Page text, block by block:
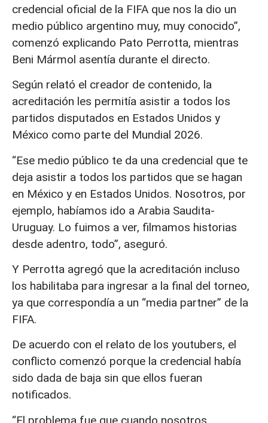
credencial oficial de la FIFA que nos la dio un
medio público argentino muy, muy conocido”,
comenzó explicando Pato Perrotta, mientras
Beni Mármol asentía durante el directo.
Según relató el creador de contenido, la
acreditación les permitía asistir a todos los
partidos disputados en Estados Unidos y
México como parte del Mundial 2026.
“Ese medio público te da una credencial que te
deja asistir a todos los partidos que se hagan
en México y en Estados Unidos. Nosotros, por
ejemplo, habíamos ido a Arabia Saudita-
Uruguay. Lo fuimos a ver, filmamos historias
desde adentro, todo”, aseguró.
Y Perrotta agregó que la acreditación incluso
los habilitaba para ingresar a la final del torneo,
ya que correspondía a un “media partner” de la
FIFA.
De acuerdo con el relato de los youtubers, el
conflicto comenzó porque la credencial había
sido dada de baja sin que ellos fueran
notificados.
“El problema fue que cuando nosotros